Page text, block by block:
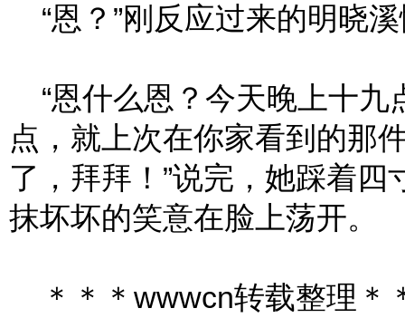
“恩？”刚反应过来的明晓
“恩什么恩？今天晚上十九
点，就上次在你家看到的那
了，拜拜！”说完，她踩着
抹坏坏的笑意在脸上荡开。
＊＊＊wwwcn转载整理＊